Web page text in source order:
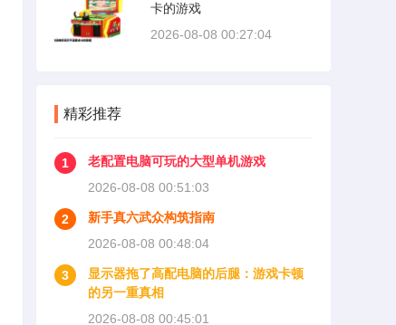
卡的游戏
2026-08-08 00:27:04
精彩推荐
1
老配置电脑可玩的大型单机游戏
2026-08-08 00:51:03
2
新手真六武众构筑指南
2026-08-08 00:48:04
3
显示器拖了高配电脑的后腿：游戏卡顿
的另一重真相
2026-08-08 00:45:01